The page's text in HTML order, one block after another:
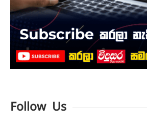
Follow Us